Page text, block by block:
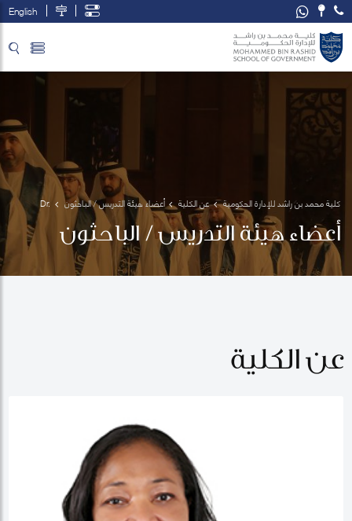
English
كلية محمد بن راشد للإدارة الحكومية عن الكلية أعضاء هيئة التدريس / الباحثون
Dr.
Racquel
Warner
أعضاء هيئة التدريس / الباحثون
عن الكلية